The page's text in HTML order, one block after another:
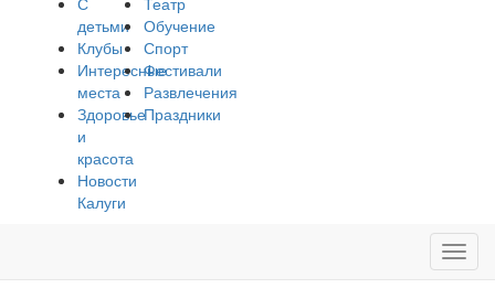
детьми
Клубы
Интересные
места
Здоровье
и
красота
Новости
Калуги
Обучение
Спорт
Фестивали
Развлечения
Праздники